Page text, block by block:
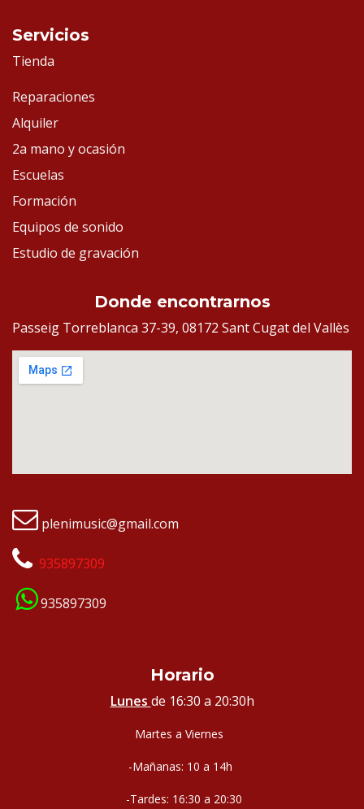
Servicios
Tienda
Reparaciones
Alquiler
2a mano y ocasión
Escuelas
Formación
Equipos de sonido
Estudio de gravación
Donde encontrarnos
Passeig Torreblanca 37-39, 08172 Sant Cugat del Vallès
plenimusic@gmail.com
935897309
935897309
Horario
Lunes de 16:30 a 20:30h
Martes a Viernes
-Mañanas: 10 a 14h
-Tardes: 16:30 a 20:30